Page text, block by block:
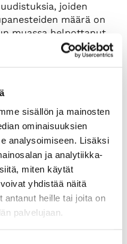
sisällön ja mainosten
ominaisuuksien
analysoimiseen. Lisäksi
ja analytiikka-
miten käytät
yhdistää näitä
antanut heille tai joita on
palvelujaan.
joiden
määrä on
muassa helpottanut
lupamenettelyitä.
EU:n ja
tullietuuksia.
(REX) laaditaan
6000 euron
vaadita.
(englanniksi):
policy/in-
partnership-